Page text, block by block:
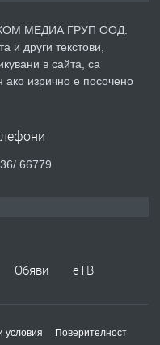
преди 1 година
преди 1 година
МЕДИА ГРУП ООД.
и други текстови,
в сайта, са
ако изрично е посочено
66779
Обяви
еТВ
условия
Поверителност